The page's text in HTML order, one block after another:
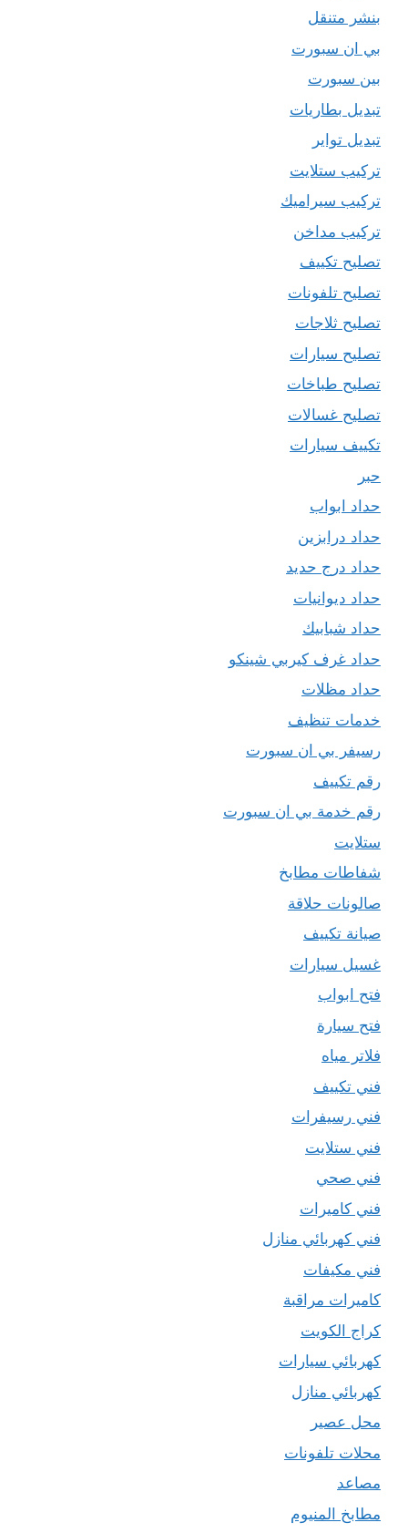
بنشر متنقل
بي ان سبورت
بين سبورت
تبديل بطاريات
تبديل تواير
تركيب ستلايت
تركيب سيراميك
تركيب مداخن
تصليح تكييف
تصليح تلفونات
تصليح ثلاجات
تصليح سيارات
تصليح طباخات
تصليح غسالات
تكييف سيارات
حبر
حداد ابواب
حداد درابزين
حداد درج حديد
حداد ديوانيات
حداد شبابيك
حداد غرف كيربي شينكو
حداد مظلات
خدمات تنظيف
رسيفر بي ان سبورت
رقم تكييف
رقم خدمة بي ان سبورت
ستلايت
شفاطات مطابخ
صالونات حلاقة
صيانة تكييف
غسيل سيارات
فتح ابواب
فتح سيارة
فلاتر مياه
فني تكييف
فني رسيفرات
فني ستلايت
فني صحي
فني كاميرات
فني كهربائي منازل
فني مكيفات
كاميرات مراقبة
كراج الكويت
كهربائي سيارات
كهربائي منازل
محل عصير
محلات تلفونات
مصاعد
مطابخ المنيوم